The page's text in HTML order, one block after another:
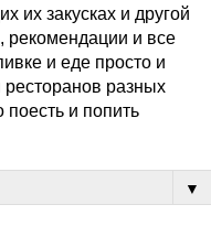
их закусках и другой
рекомендации и все
и еде просто и
разных
поесть и попить
▼